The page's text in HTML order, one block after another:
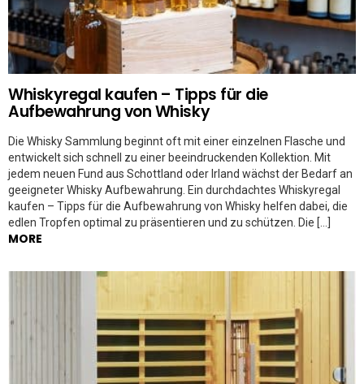
Whiskyregal kaufen – Tipps für die
Aufbewahrung von Whisky
Die Whisky Sammlung beginnt oft mit einer einzelnen Flasche und
entwickelt sich schnell zu einer beeindruckenden Kollektion. Mit
jedem neuen Fund aus Schottland oder Irland wächst der Bedarf an
geeigneter Whisky Aufbewahrung. Ein durchdachtes Whiskyregal
kaufen – Tipps für die Aufbewahrung von Whisky helfen dabei, die
edlen Tropfen optimal zu präsentieren und zu schützen. Die […]
MORE